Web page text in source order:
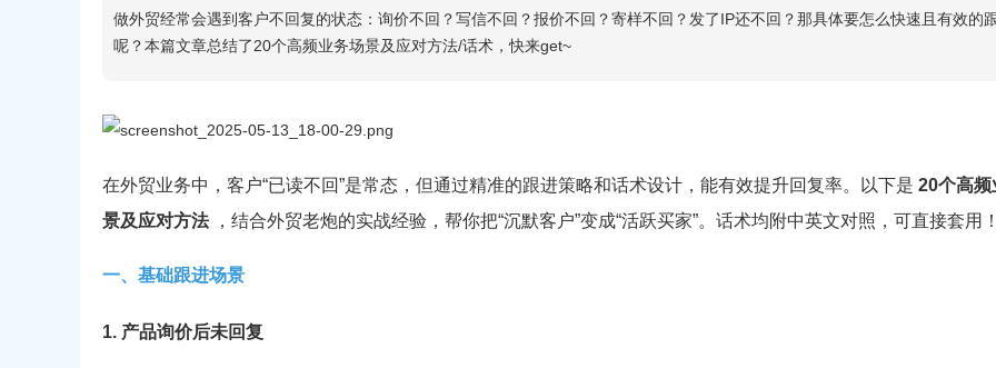
做外贸经常会遇到客户不回复的状态：询价不回？写信不回？报价不回？寄样不回？发了IP还不回？那具体要怎么快速且有效的
呢？本篇文章总结了20个高频业务场景及应对方法/话术，快来get~
在外贸业务中，客户“已读不回”是常态，但通过精准的跟进策略和话术设计，能有效提升回复率。以下是 20个高频
景及应对方法，结合外贸老炮的实战经验，帮你把“沉默客户”变成“活跃买家”。话术均附中英文对照，可直接套用！
一、基础跟进场景
1. 产品询价后未回复